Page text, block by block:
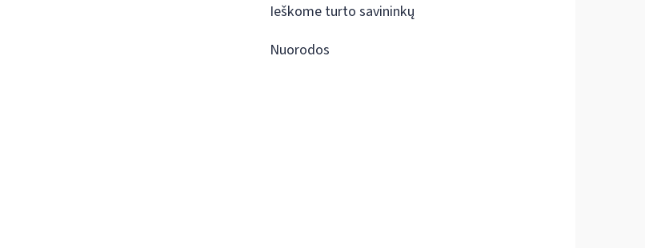
Ieškome turto savininkų
Nuorodos